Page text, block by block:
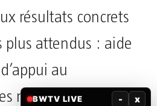
résultats concrets
plus attendus : aide
au
médias,
BWTV LIVE - x